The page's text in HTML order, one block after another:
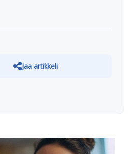
Jaa artikkeli